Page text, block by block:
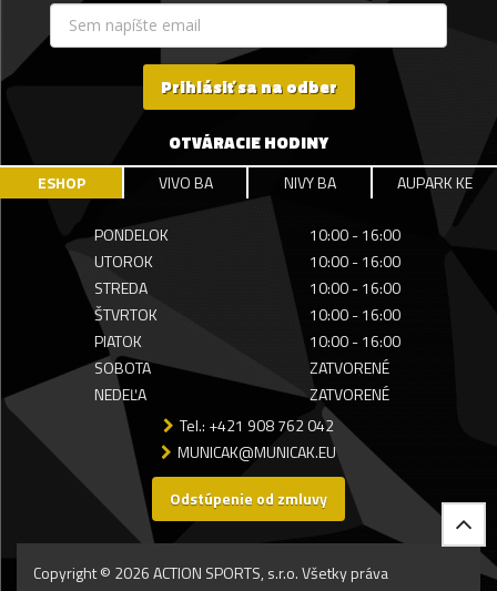
Prihlásiť sa na odber
OTVÁRACIE HODINY
ESHOP VIVO BA NIVY BA AUPARK KE
PONDELOK
10:00 - 16:00
UTOROK
10:00 - 16:00
STREDA
10:00 - 16:00
ŠTVRTOK
10:00 - 16:00
PIATOK
10:00 - 16:00
SOBOTA
ZATVORENÉ
NEDEĽA
ZATVORENÉ
Tel.: +421 908 762 042
MUNICAK@MUNICAK.EU
Odstúpenie od zmluvy
Copyright © 2026 ACTION SPORTS, s.r.o. Všetky práva